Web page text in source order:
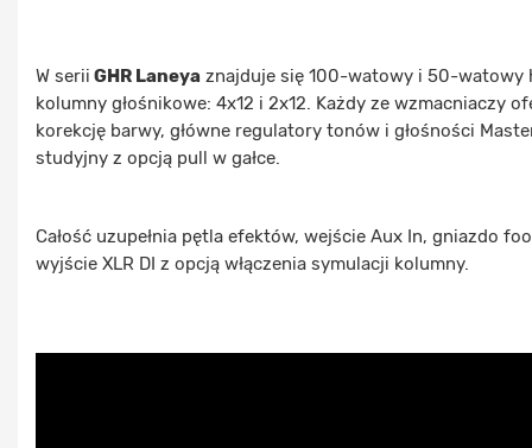
W serii GHR Laneya znajduje się 100-watowy i 50-watowy
kolumny głośnikowe: 4x12 i 2x12. Każdy ze wzmacniaczy
korekcję barwy, główne regulatory tonów i głośności
studyjny z opcją pull w gałce.
Całość uzupełnia pętla efektów, wejście Aux In, gniazdo
wyjście XLR DI z opcją włączenia symulacji kolumny.